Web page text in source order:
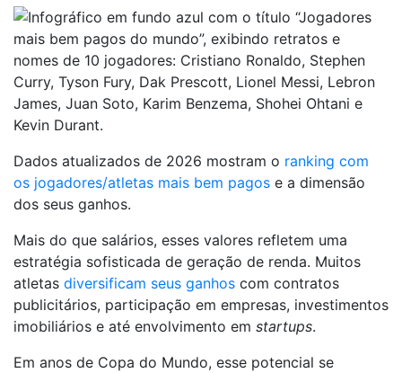
Dados atualizados de 2026 mostram o ranking com
os jogadores/atletas mais bem pagos e a dimensão
dos seus ganhos.
Mais do que salários, esses valores refletem uma
estratégia sofisticada de geração de renda. Muitos
atletas diversificam seus ganhos com contratos
publicitários, participação em empresas, investimentos
imobiliários e até envolvimento em startups.
Em anos de Copa do Mundo, esse potencial se